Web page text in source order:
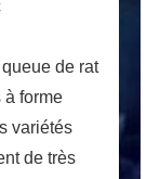
queue de rat
à forme
variétés
de très